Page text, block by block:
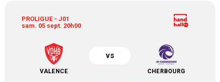
PROLIGUE - J01
sam. 05 sept. 20h00
VALENCE
vs
CHERBOURG